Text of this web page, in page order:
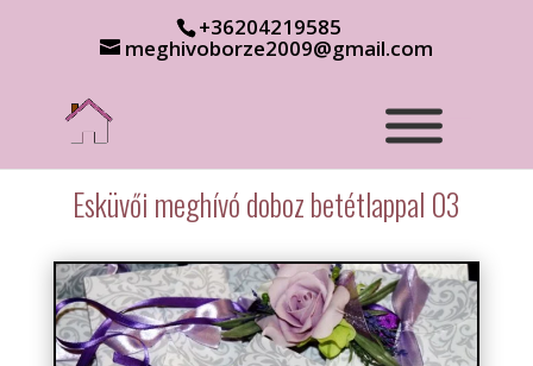
+36204219585
meghivoborze2009@gmail.com
Esküvői meghívó doboz betétlappal 03